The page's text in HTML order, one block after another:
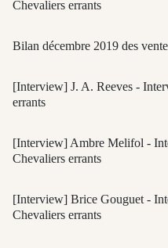
Chevaliers errants
Bilan décembre 2019 des
[Interview] J. A. Reeves -
errants
[Interview] Ambre Melifol -
Chevaliers errants
[Interview] Brice Gouguet -
Chevaliers errants